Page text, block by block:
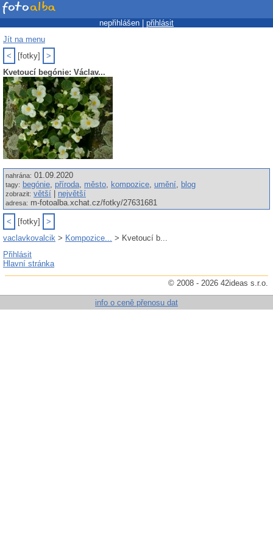
nepřihlášen | přihlásit
Jít na menu
<
[fotky]
>
Kvetoucí begónie: Václav...
nahrána: 01.09.2020
tagy: begónie, příroda, město, kompozice, umění, blog
zobrazit: větší největší
adresa: m-fotoalba.xchat.cz/fotky/27631681
< [fotky]
>
vaclavkovalcik > Kompozice... > Kvetoucí b...
Přihlásit
Hlavní stránka
© 2008 - 2026 42ideas s.r.o.
info o ceně přenosu dat